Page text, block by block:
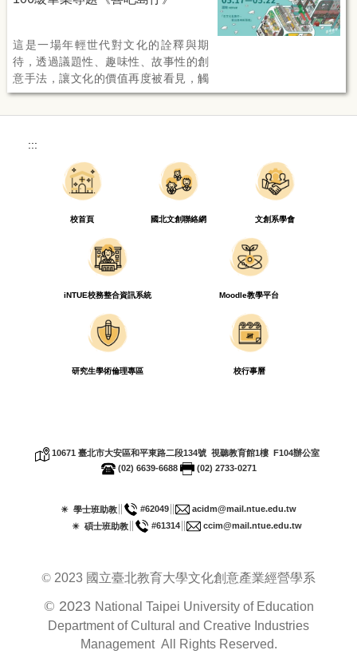
題，關注議題與觸及族群面向甚廣，唯
人的創意、熱情和時間構成。
這是一場年輕世代對文化的詮釋與期
待，透過議題性、趣味性、故事性的創
意手法，讓文化的價值再度被看見，觸
發大眾願意主動關心並共同討論──生於
這片土地上，屬於我們的台灣文化。
:::
校首頁 國北文創聯絡網 文創系學會
iNTUE校務整合資訊系統 Moodle教學平台
研究生學術倫理專區 校行事曆
10671 臺北市大安區和平東路二段134號 視聽教育館1樓 F104辦公室
(02) 6639-6688
(02) 2733-0271
☀ 學士班助教 #62049
acidm@mail.ntue.edu.tw
☀ 碩士班助教∥ #61314∥ ccim@mail.ntue.edu.tw
© 2023 國立臺北教育大學文化創意產業經營學系
© 2023 National Taipei University of Education
Department of Cultural and Creative Industries
Management All Rights Reserved.